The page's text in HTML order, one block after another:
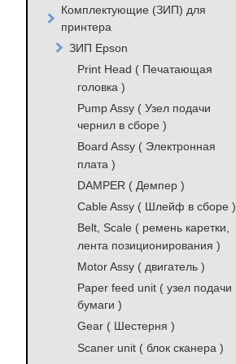
Комплектующие (ЗИП) для
принтера
ЗИП Epson
Print Head ( Печатающая
головка )
Pump Assy ( Узел подачи
чернил в сборе )
Board Assy ( Электронная
плата )
DAMPER ( Демпер )
Cable Assy ( Шлейф в сборе )
Belt, Scale ( ремень каретки,
лента позиционирования )
Motor Assy ( двигатель )
Paper feed unit ( узел подачи
бумаги )
Gear ( Шестерня )
Scaner unit ( блок сканера )